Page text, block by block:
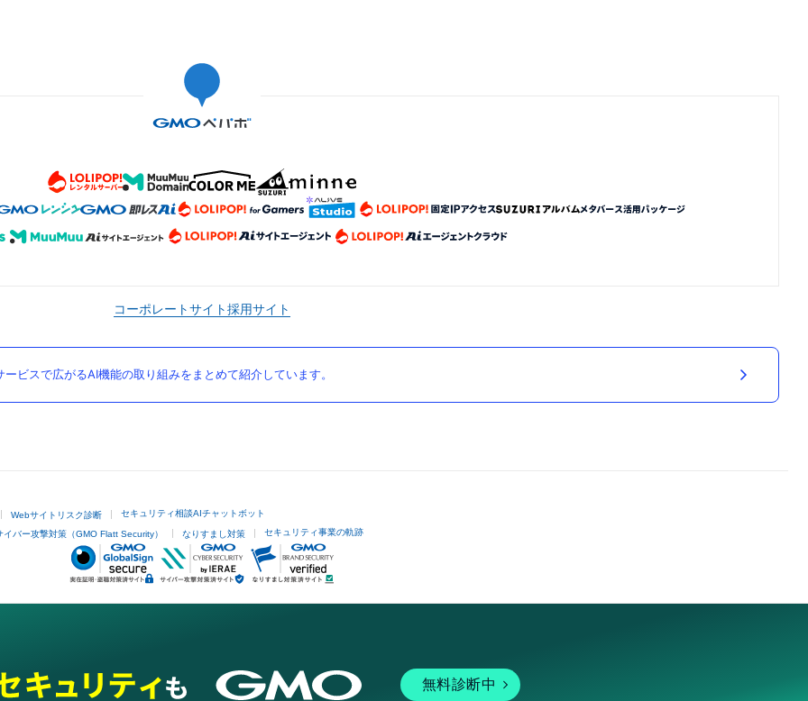
コーポレートサイト採用サイト
ビスで広がるAI機能の取り組みをまとめて紹介しています。
Webサイトリスク診断 セキュリティ相談AIチャットボット
イバー攻撃対策（GMO Flatt Security） なりすまし対策 セキュリティ事業の軌跡
無料診断中